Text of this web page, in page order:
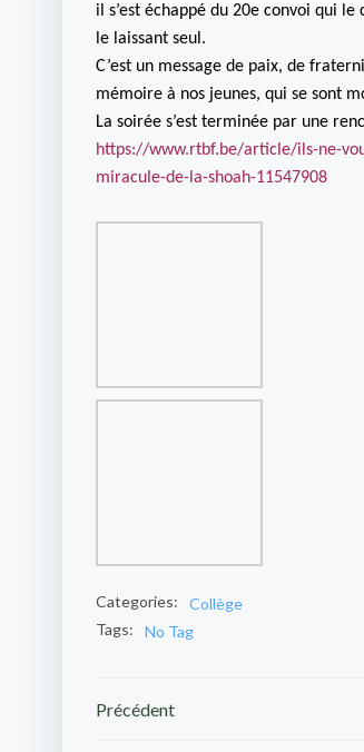
il s’est échappé du 20e convoi qui
le laissant seul.
C’est un message de paix, de
mémoire à nos jeunes, qui se sont
La soirée s’est terminée par une
https://www.rtbf.be/article/ils-ne-
miracule-de-la-shoah-11547908
Categories:
Collège
Tags:
No Tag
Post
Précédent